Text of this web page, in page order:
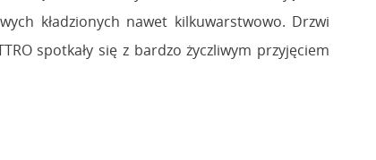
kładzionych nawet kilkuwarstwowo. Drzwi
spotkały się z bardzo życzliwym przyjęciem